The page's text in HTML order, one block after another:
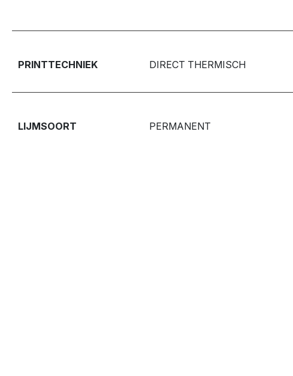
PRINTTECHNIEK DIRECT THERMISCH
LIJMSOORT PERMANENT